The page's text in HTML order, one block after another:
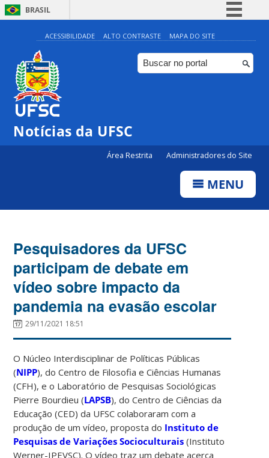
BRASIL
Simplifique!
Comunica BR
Participe
ACESSIBILIDADE ALTO CONTRASTE MAPA DO SITE
Notícias da UFSC
Área Restrita Administradores do Site
MENU
Pesquisadores da UFSC
participam de debate em
vídeo sobre impacto da
pandemia na evasão escolar
29/11/2021 18:51
O Núcleo Interdisciplinar de Políticas Públicas
(NIPP), do Centro de Filosofia e Ciências Humanas
(CFH), e o Laboratório de Pesquisas Sociológicas
Pierre Bourdieu (LAPSB), do Centro de Ciências da
Educação (CED) da UFSC colaboraram com a
produção de um vídeo, proposta do Instituto de
Pesquisas de Variações Socioculturais (Instituto
Werner-IPEVSC). O vídeo traz um debate acerca